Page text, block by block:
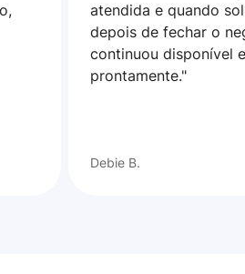
atendida e quando
depois de fechar o
continuou disponível
prontamente."
Debie B.